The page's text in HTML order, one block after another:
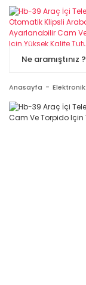
Anasayfa Elektronik